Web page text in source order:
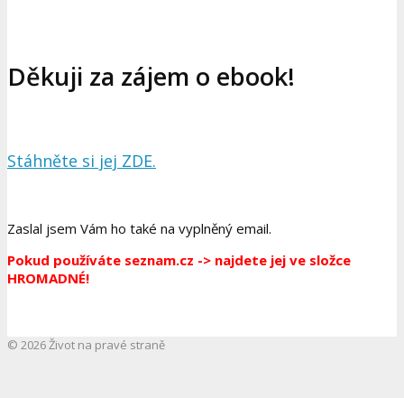
Děkuji za zájem o ebook!
Stáhněte si jej ZDE.
Zaslal jsem Vám ho také na vyplněný email.
Pokud používáte seznam.cz -> najdete jej ve složce
HROMADNÉ!
© 2026 Život na pravé straně